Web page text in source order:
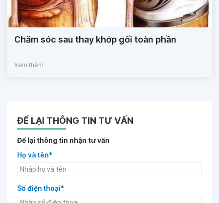
Chăm sóc sau thay khớp gối toàn phần
Xem thêm
ĐỂ LẠI THÔNG TIN TƯ VẤN
Để lại thông tin nhận tư vấn
Họ và tên*
Số điện thoại*